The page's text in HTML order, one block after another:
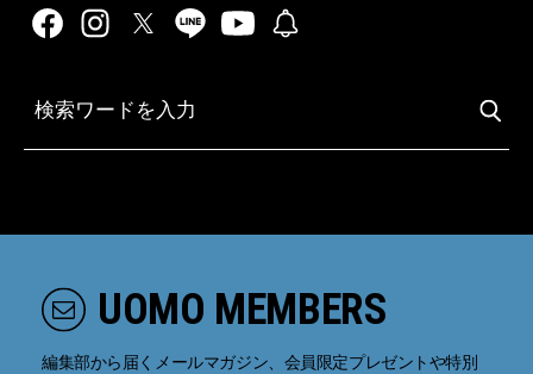
UOMO MEMBERS
編集部から届くメールマガジン、会員限定プレゼントや特別